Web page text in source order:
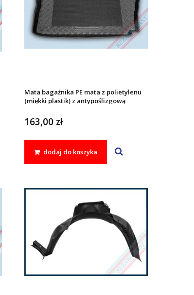
Mata bagażnika PE mata z polietylenu
(miękki plastik) z antypoślizgową
2001
163,00 zł
dodaj do koszyka